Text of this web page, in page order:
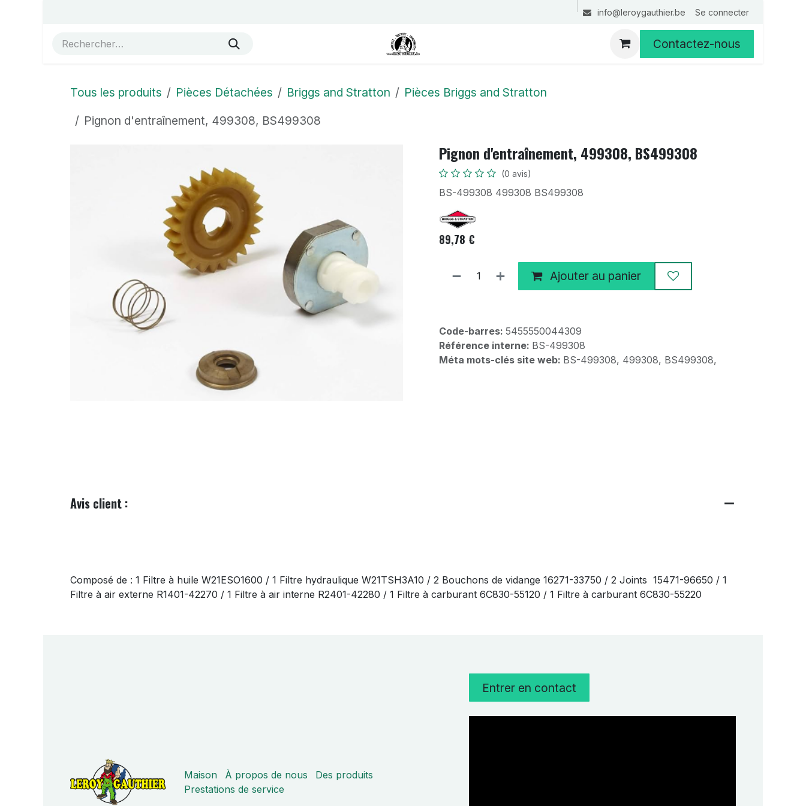
info@leroygauthier.be Se connecter
Contactez-nous
Tous les produits Pièces Détachées Briggs and Stratton
Pièces Briggs and Stratton
Pignon d'entraînement, 499308, BS499308
Pignon d'entraînement, 499308, BS499308
(0 avis)
BS-499308 499308 BS499308
89,78 €
Ajouter au panier
Code-barres: 5455550044309
Référence interne: BS-499308
Méta mots-clés site web: BS-499308, 499308, BS499308,
Avis client :
Composé de : 1 Filtre à huile W21ESO1600 / 1 Filtre hydraulique W21TSH3A10 / 2 Bouchons de vidange 16271-33750 / 2 Joints 15471-96650 / 1
Filtre à air externe R1401-42270 / 1 Filtre à air interne R2401-42280 / 1 Filtre à carburant 6C830-55120 / 1 Filtre à carburant 6C830-55220
Maison À propos de nous
Des produits
Prestations de service
Entrer en contact